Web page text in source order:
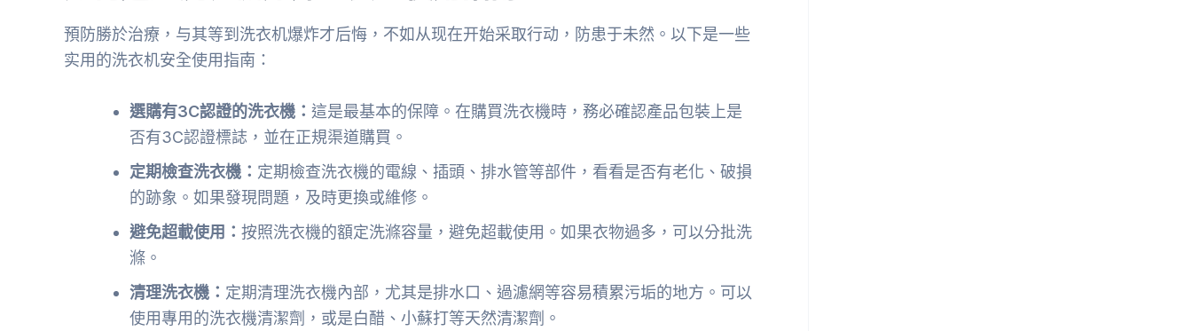
預防勝於治療，与其等到洗衣机爆炸才后悔，不如从现在开始采取行动，防患于未然。以下是一些
实用的洗衣机安全使用指南：
選購有3C認證的洗衣機： 這是最基本的保障。在購買洗衣機時，務必確認產品包裝上是
否有3C認證標誌，並在正規渠道購買。
定期檢查洗衣機： 定期檢查洗衣機的電線、插頭、排水管等部件，看看是否有老化、破損
的跡象。如果發現問題，及時更換或維修。
避免超載使用： 按照洗衣機的額定洗滌容量，避免超載使用。如果衣物過多，可以分批洗
滌。
清理洗衣機： 定期清理洗衣機內部，尤其是排水口、過濾網等容易積累污垢的地方。可以
使用專用的洗衣機清潔劑，或是白醋、小蘇打等天然清潔劑。